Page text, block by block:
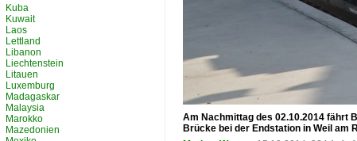
Am Nachmittag des 02.10.2014 fährt
Brücke bei der Endstation in Weil am
Kuba
Kuwait
Laos
Lettland
Libanon
Liechtenstein
Litauen
Luxemburg
Madagaskar
Malaysia
Marokko
Mazedonien